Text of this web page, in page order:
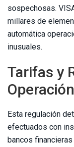
sospechosas.
millares de
automática
inusuales.
Tarifas y
Operación
Esta regulación
efectuados con
bancos